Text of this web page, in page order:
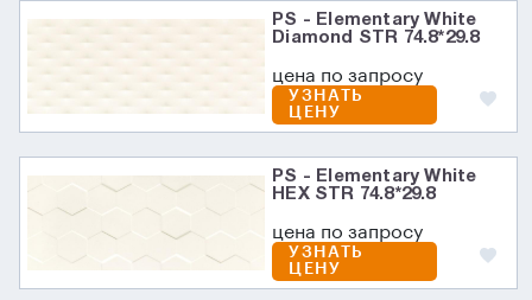
PS - Elementary White
Diamond STR 74.8*29.8
цена по запросу
УЗНАТЬ
ЦЕНУ
PS - Elementary White
HEX STR 74.8*29.8
цена по запросу
УЗНАТЬ
ЦЕНУ